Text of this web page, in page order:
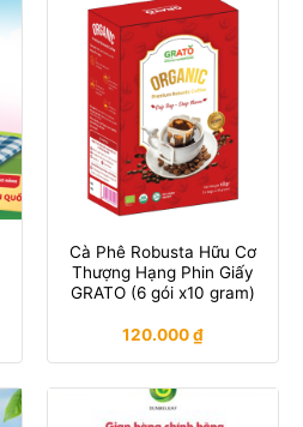
Cà Phê Robusta Hữu Cơ
Thượng Hạng Phin Giấy
GRATO (6 gói x10 gram)
120.000₫